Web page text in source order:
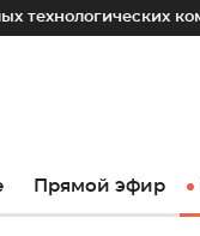
компаний
Прямой эфир